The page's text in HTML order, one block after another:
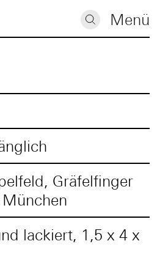
Menü
Gräfelfinger
lackiert, 1,5 x 4 x